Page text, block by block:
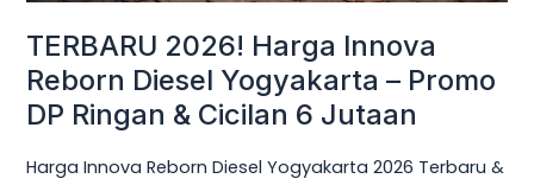
TERBARU 2026! Harga Innova
Reborn Diesel Yogyakarta – Promo
DP Ringan & Cicilan 6 Jutaan
Harga Innova Reborn Diesel Yogyakarta 2026 Terbaru &
&
Cicilan
6